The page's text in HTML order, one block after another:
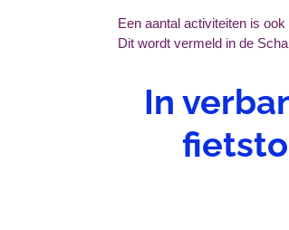
Een aantal activiteiten is
Dit wordt vermeld in de
In